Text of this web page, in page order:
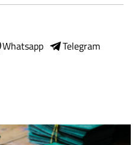
Whatsapp
Telegram